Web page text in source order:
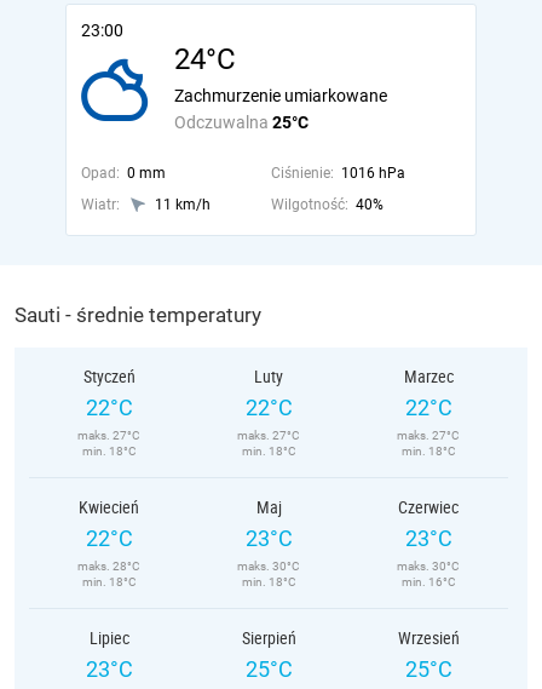
23:00
24°C
Odczuwalna 25°C
Zachmurzenie umiarkowane
Opad: 0 mm Ciśnienie: 1016 hPa
Wiatr:
11 km/h Wilgotność: 40%
Sauti - średnie temperatury
Styczeń
22°C
maks. 27°C
min. 18°C
Luty
22°C
maks. 27°C
min. 18°C
Marzec
22°C
maks. 27°C
min. 18°C
Kwiecień
22°C
maks. 28°C
min. 18°C
Maj
23°C
maks. 30°C
min. 18°C
Czerwiec
23°C
maks. 30°C
min. 16°C
Lipiec
23°C
Sierpień
25°C
Wrzesień
25°C